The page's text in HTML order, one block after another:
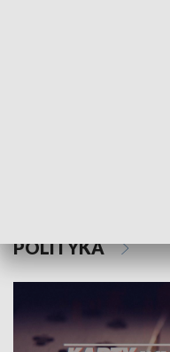
POLITYKA